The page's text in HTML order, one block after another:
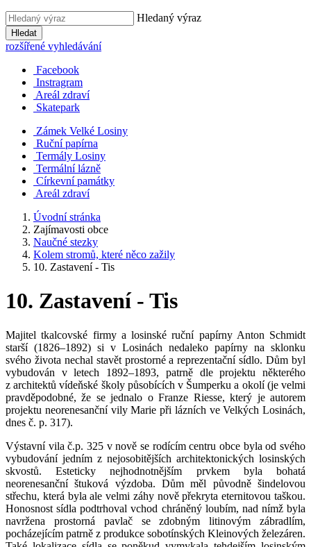
Hledaný výraz
Hledat
rozšířené vyhledávání
Facebook
Instragram
Areál zdraví
Skatepark
Zámek Velké Losiny
Ruční papírna
Termály Losiny
Termální lázně
Církevní památky
Areál zdraví
Úvodní stránka
Zajímavosti obce
Naučné stezky
Kolem stromů, které něco zažily
10. Zastavení - Tis
10. Zastavení - Tis
Majitel tkalcovské firmy a losinské ruční papírny Anton Schmidt
starší (1826–1892) si v Losinách nedaleko papírny na sklonku
svého života nechal stavět prostorné a reprezentační sídlo. Dům byl
vybudován v letech 1892–1893, patrně dle projektu některého
z architektů vídeňské školy působících v Šumperku a okolí (je velmi
pravděpodobné, že se jednalo o Franze Riesse, který je autorem
projektu neorenesanční vily Marie při lázních ve Velkých Losinách,
dnes č. p. 317).
Výstavní vila č.p. 325 v nově se rodícím centru obce byla od svého
vybudování jedním z nejosobitějších architektonických losinských
skvostů. Esteticky nejhodnotnějším prvkem byla bohatá
neorenesanční štuková výzdoba. Dům měl původně šindelovou
střechu, která byla ale velmi záhy nově překryta eternitovou taškou.
Honosnost sídla podtrhoval vchod chráněný loubím, nad nímž byla
navržena prostorná pavlač se zdobným litinovým zábradlím,
pocházejícím patrně z produkce sobotínských Kleinových železáren.